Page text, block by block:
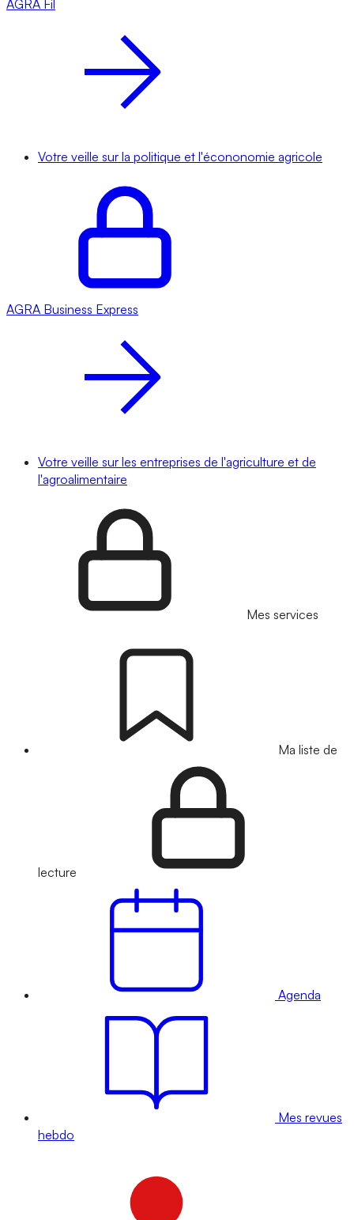
AGRA Fil
Votre veille sur la politique et l'écononomie agricole
AGRA Business Express
Votre veille sur les entreprises de l'agriculture et de
l'agroalimentaire
Mes services
Ma liste de
lecture
Agenda
Mes revues
hebdo